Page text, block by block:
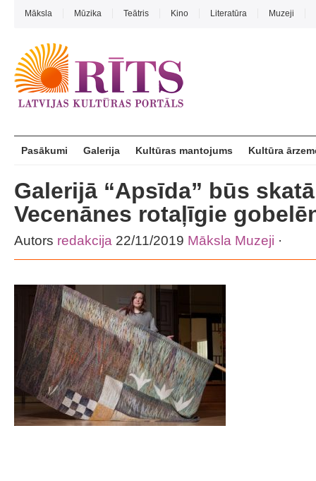
Māksla Mūzika Teātris Kino Literatūra Muzeji
Pasākumi Galerija Kultūras mantojums Kultūra
Galerijā “Apsīda” būs
Vecenānes rotaļīgie
Autors redakcija 22/11/2019 Māksla Muzeji ·